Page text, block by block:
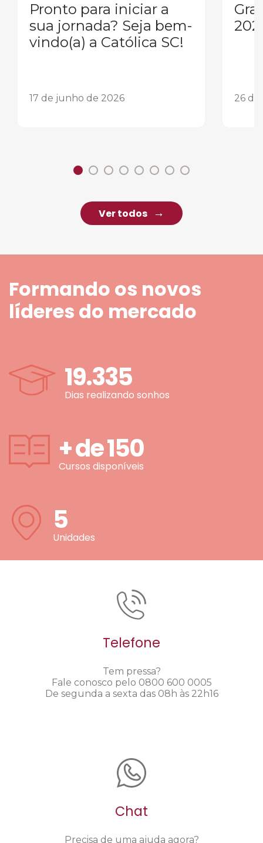
Pronto para iniciar a
sua jornada? Seja bem-
vindo(a) a Católica SC!
17 de junho de 2026 26 de
Ver todos
Formando os novos
líderes do mercado
19.335
Dias realizando sonhos
+ de150
Cursos disponíveis
5
Unidades
Telefone
Tem pressa?
Fale conosco pelo 0800 600 0005
De segunda a sexta das 08h às 22h16
Chat
Precisa de uma ajuda agora?